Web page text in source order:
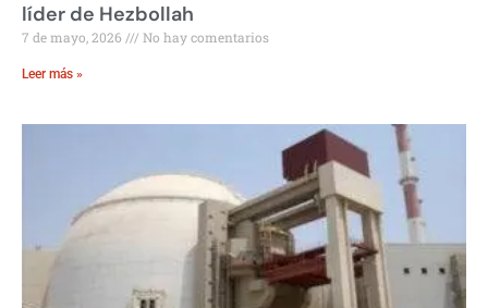
líder de Hezbollah
7 de mayo, 2026 No hay comentarios
Leer más »